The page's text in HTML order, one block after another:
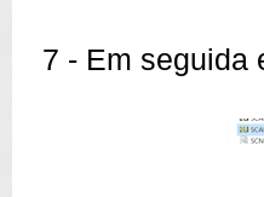
7 - Em seguida